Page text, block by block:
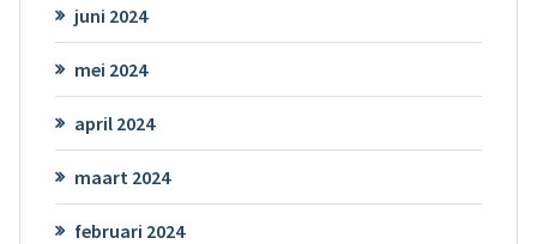
juni 2024
mei 2024
april 2024
maart 2024
februari 2024